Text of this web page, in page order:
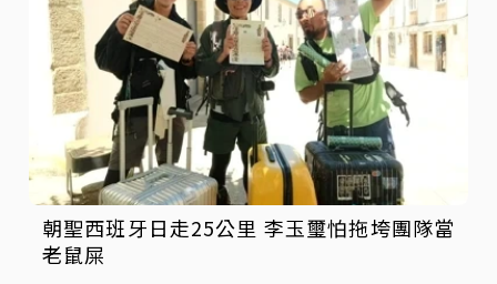
朝聖西班牙日走25公里 李玉璽怕拖垮團隊當
老鼠屎